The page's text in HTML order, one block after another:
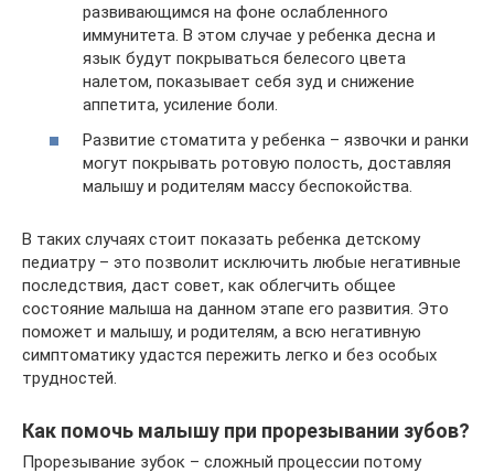
развивающимся на фоне ослабленного
иммунитета. В этом случае у ребенка десна и
язык будут покрываться белесого цвета
налетом, показывает себя зуд и снижение
аппетита, усиление боли.
Развитие стоматита у ребенка – язвочки и ранки
могут покрывать ротовую полость, доставляя
малышу и родителям массу беспокойства.
В таких случаях стоит показать ребенка детскому
педиатру – это позволит исключить любые негативные
последствия, даст совет, как облегчить общее
состояние малыша на данном этапе его развития. Это
поможет и малышу, и родителям, а всю негативную
симптоматику удастся пережить легко и без особых
трудностей.
Как помочь малышу при прорезывании зубов?
Прорезывание зубок – сложный процессии потому